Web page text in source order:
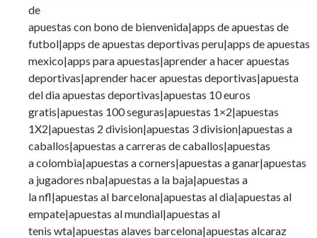
de
apuestas con bono de bienvenida|apps de apuestas de
futbol|apps de apuestas deportivas peru|apps de apuestas
mexico|apps para apuestas|aprender a hacer apuestas
deportivas|aprender hacer apuestas deportivas|apuesta
del dia apuestas deportivas|apuestas 10 euros
gratis|apuestas 100 seguras|apuestas 1×2|apuestas
1X2|apuestas 2 division|apuestas 3 division|apuestas a
caballos|apuestas a carreras de caballos|apuestas
a colombia|apuestas a corners|apuestas a ganar|apuestas
a jugadores nba|apuestas a la baja|apuestas a
la nfl|apuestas al barcelona|apuestas al dia|apuestas al
empate|apuestas al mundial|apuestas al
tenis wta|apuestas alaves barcelona|apuestas alcaraz